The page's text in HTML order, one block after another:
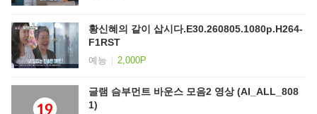
황신혜의 같이 삽시다.E30.260805.1080p.H264-
F1RST
예능 2,000P
글램 슴부먼트 바운스 모음2 영상 (AI_ALL_808
1)